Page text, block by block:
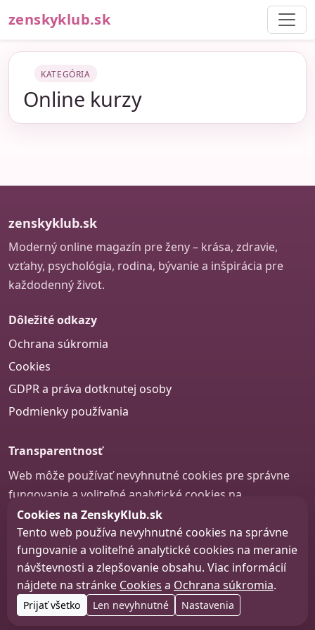
zenskyklub.sk
KATEGÓRIA
Online kurzy
zenskyklub.sk
Moderný online magazín pre ženy – krása, zdravie,
vzťahy, psychológia, rodina, bývanie a inšpirácia pre
každodenný život.
Dôležité odkazy
Ochrana súkromia
Cookies
GDPR a práva dotknutej osoby
Podmienky používania
Transparentnosť
Web môže používať nevyhnutné cookies pre správne
fungovanie a voliteľné analytické cookies na
zlepšovanie obsahu a používateľskej skúsenosti.
Nastavenie cookies
© 2026 zenskyklub.sk
Web design, tvorba webu a SEO –Consultee, s.r.o.
Cookies na ZenskyKlub.sk
Tento web používa nevyhnutné cookies na správne
fungovanie a voliteľné analytické cookies na meranie
návštevnosti a zlepšovanie obsahu. Viac informácií
nájdete na stránke Cookies a Ochrana súkromia.
Prijať všetko Len nevyhnutné Nastavenia